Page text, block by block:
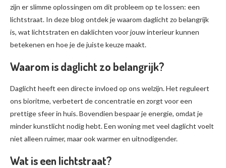
zijn er slimme oplossingen om dit probleem op te lossen: een
lichtstraat. In deze blog ontdek je waarom daglicht zo belangrijk
is, wat lichtstraten en daklichten voor jouw interieur kunnen
betekenen en hoe je de juiste keuze maakt.
Waarom is daglicht zo belangrijk?
Daglicht heeft een directe invloed op ons welzijn. Het reguleert
ons bioritme, verbetert de concentratie en zorgt voor een
prettige sfeer in huis. Bovendien bespaar je energie, omdat je
minder kunstlicht nodig hebt. Een woning met veel daglicht voelt
niet alleen ruimer, maar ook warmer en uitnodigender.
Wat is een lichtstraat?